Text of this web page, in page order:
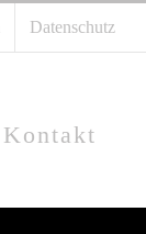
Datenschutz
Kontakt